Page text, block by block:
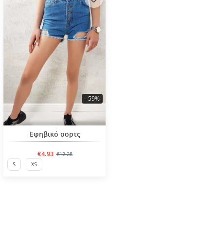
Εφηβικό σορτς
€4.93 €12.28
- 59%
S XS